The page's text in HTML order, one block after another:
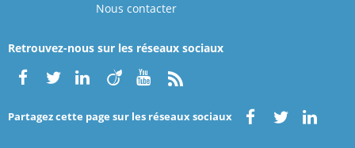
Nous contacter
Retrouvez-nous sur les réseaux sociaux
Partagez cette page sur les réseaux sociaux